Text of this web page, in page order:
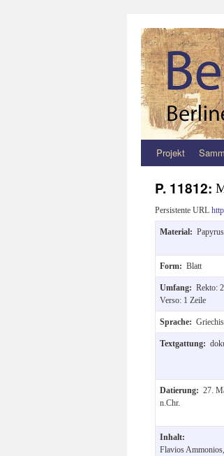
Zum
springen
Projekt
P. 11812:
Persistente URL
Material: Papyrus
Form: Blatt
Umfang: Rekto:
Verso: 1 Zeile
Sprache:
Textgattung:
Datierung: 27.
n.Chr.
Inhalt:
Flavios